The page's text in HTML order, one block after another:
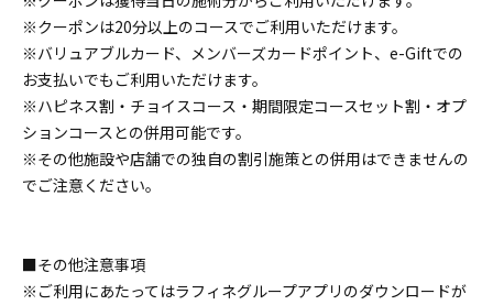
※クーポンは20分以上のコースでご利用いただけます。
※バリュアブルカード、メンバーズカードポイント、e-Giftでの
お支払いでもご利用いただけます。
※ハピネス割・チョイスコース・期間限定コースセット割・オプ
ションコースとの併用可能です。
※その他施設や店舗での独自の割引施策との併用はできませんの
でご注意ください。
■その他注意事項
※ご利用にあたってはラフィネグループアプリのダウンロードが